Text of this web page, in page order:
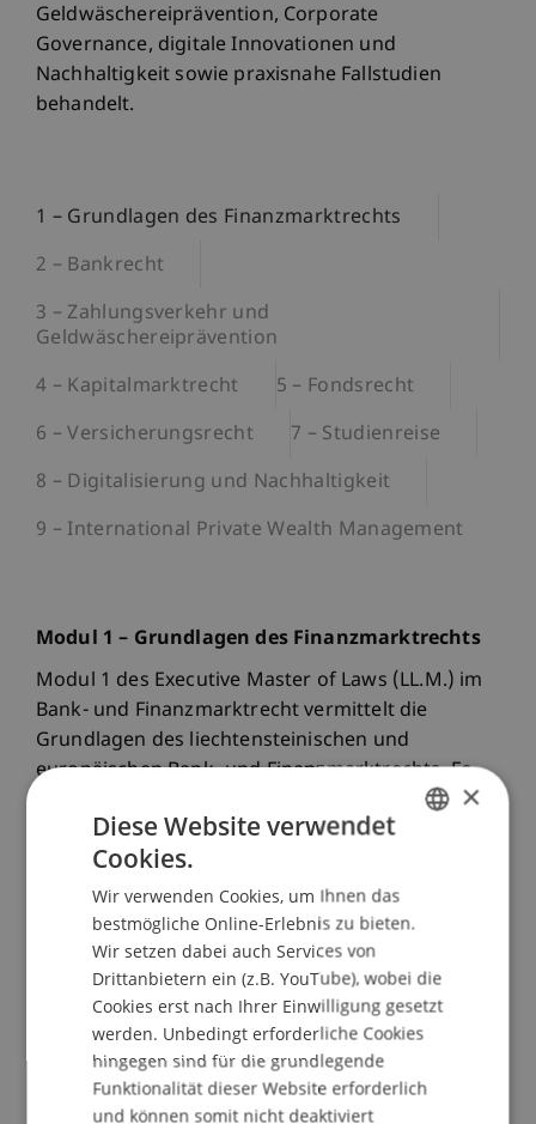
Geldwäschereiprävention, Corporate
Governance, digitale Innovationen und
Nachhaltigkeit sowie praxisnahe Fallstudien
behandelt.
1 – Grundlagen des Finanzmarktrechts
2 – Bankrecht
3 – Zahlungsverkehr und
Geldwäschereiprävention
4 – Kapitalmarktrecht
5 – Fondsrecht
6 – Versicherungsrecht
7 – Studienreise
8 – Digitalisierung und Nachhaltigkeit
9 – International Private Wealth Management
Modul 1 – Grundlagen des Finanzmarktrechts
Modul 1 des Executive Master of Laws (LL.M.) im
Bank- und Finanzmarktrecht vermittelt die
Grundlagen des liechtensteinischen und
europäischen Bank- und Finanzmarktrechts. Es
umfasst rechtliche und ökonomische Aspekte,
darunter Aufsichtsrecht, zivilrechtliche
Grundlagen und das Zusammenspiel nationaler
und europäischer Aufsichtsbehörden wie EBA
und ESMA. Studierende lernen die Grundlagen
des Bankgeschäfts sowie ökonomische Theorien
und Risikomanagement. Ein besonderes
Augenmerk gilt dem EWR-Finanzmarktrecht und
den Prinzipien von Corporate Finance und
Accounting.
×
Diese Website verwendet
Cookies.
Wir verwenden Cookies, um Ihnen das
bestmögliche Online-Erlebnis zu bieten.
Wir setzen dabei auch Services von
Drittanbietern ein (z.B. YouTube), wobei die
Cookies erst nach Ihrer Einwilligung gesetzt
werden. Unbedingt erforderliche Cookies
hingegen sind für die grundlegende
Funktionalität dieser Website erforderlich
und können somit nicht deaktiviert